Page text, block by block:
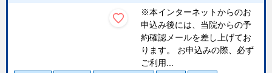
※本インターネットからのお
申込み後には、当院からの予
約確認メールを差し上げてお
ります。 お申込みの際、必ず
ご利用...